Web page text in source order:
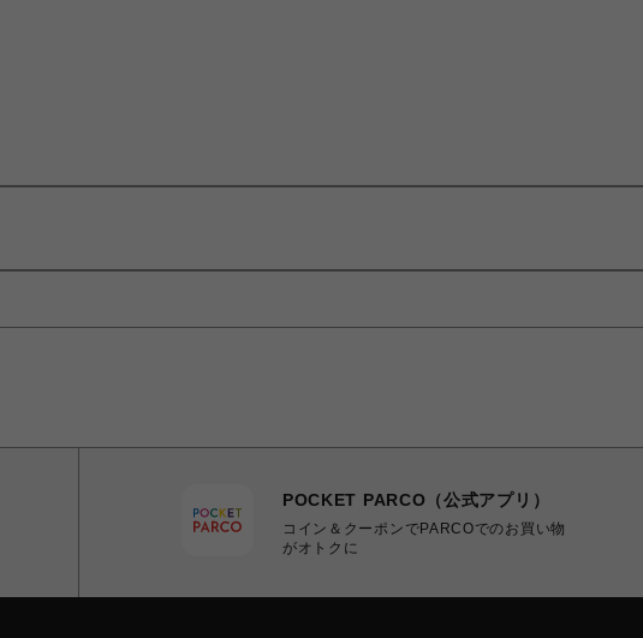
POCKET PARCO（公式アプリ）
コイン＆クーポンでPARCOでのお買い物
がオトクに